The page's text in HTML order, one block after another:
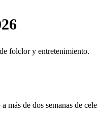
folclor y entretenimiento.
de dos semanas de